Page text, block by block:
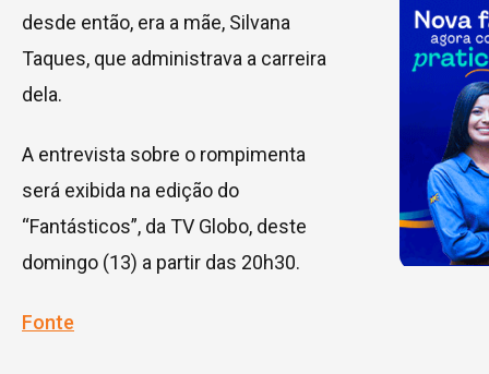
desde então, era a mãe, Silvana
Taques, que administrava a carreira
dela.
A entrevista sobre o rompimenta
será exibida na edição do
“Fantásticos”, da TV Globo, deste
domingo (13) a partir das 20h30.
Fonte